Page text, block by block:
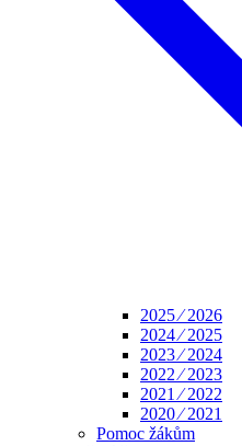
2025 ⁄ 2026
2024 ⁄ 2025
2023 ⁄ 2024
2022 ⁄ 2023
2021 ⁄ 2022
2020 ⁄ 2021
Pomoc žákům